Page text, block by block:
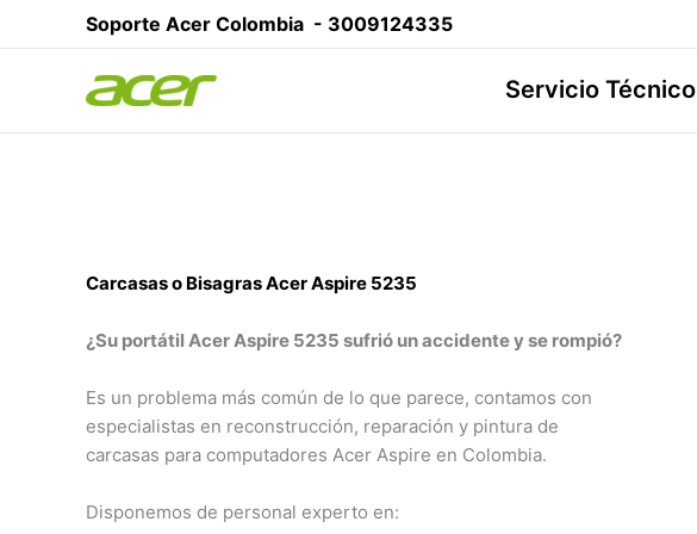
Soporte Acer Colombia - 3009124335
Servicio Técnico
Carcasas o Bisagras Acer Aspire 5235
¿Su portátil Acer Aspire 5235 sufrió un accidente y se rompió?
Es un problema más común de lo que parece, contamos con
especialistas en reconstrucción, reparación y pintura de
carcasas para computadores Acer Aspire en Colombia.
Disponemos de personal experto en: